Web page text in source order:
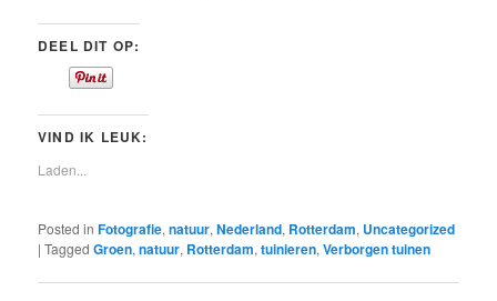
DEEL DIT OP:
VIND IK LEUK:
Laden...
Posted in Fotografie,natuur,Nederland, Rotterdam, Uncategorized
|Tagged Groen,natuur, Rotterdam,tuinieren,Verborgen tuinen